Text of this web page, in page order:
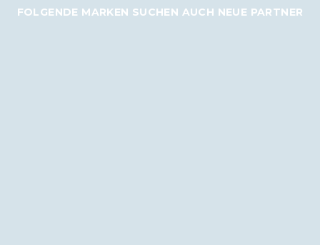
FOLGENDE MARKEN SUCHEN AUCH NEUE PARTNER